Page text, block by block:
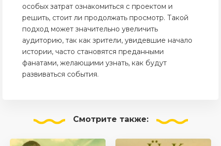
особых затрат ознакомиться с проектом и
решить, стоит ли продолжать просмотр. Такой
подход может значительно увеличить
аудиторию, так как зрители, увидевшие начало
истории, часто становятся преданными
фанатами, желающими узнать, как будут
развиваться события.
Смотрите также: